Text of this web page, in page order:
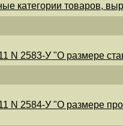
категории товаров,
N 2583-У "О размере
N 2584-У "О размере